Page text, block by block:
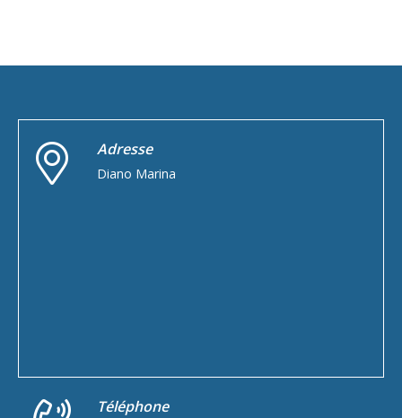
Adresse
Diano Marina
Téléphone